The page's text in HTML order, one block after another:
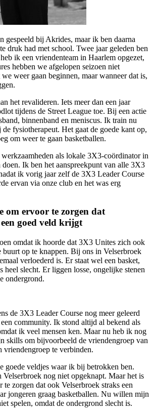
gespeeld bij Akrides, maar ik ben daarna
druk had met school. Twee jaar geleden ben
ik een vriendenteam in Haarlem opgezet,
hebben we afgelopen seizoen niet
weer gaan beginnen, maar wanneer dat is,
het revalideren. Iets meer dan een jaar
tijdens de Street League toe. Bij een actie
binnenband en meniscus. Ik train nu
fysiotherapeut. Het gaat de goede kant op,
om weer te gaan basketballen.
als lokale 3X3-coördinator in
Ik ben het aanspreekpunt van alle 3X3
ik vorig jaar zelf de 3X3 Leader Course
ervan via onze club en het was erg
om ervoor te zorgen dat
goed veld krijgt
omdat ik hoorde dat 3X3 Unites zich ook
buurt op te knappen. Bij ons in Velserbroek
verloederd is. Er staat wel een basket,
heel slecht. Er liggen losse, ongelijke stenen
ondergrond.
de 3X3 Leader Course nog meer geleerd
community. Ik stond altijd al bekend als
ik veel mensen ken. Maar nu heb ik nog
skills om bijvoorbeeld de vriendengroep van
te verbinden.
goede veldjes waar ik bij betrokken ben.
Velserbroek nog niet opgeknapt. Maar het is
zorgen dat ook Velserbroek straks een
jongeren graag basketballen. Nu willen mijn
spelen, omdat de ondergrond slecht is.